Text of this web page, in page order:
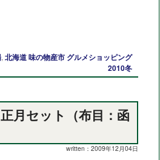
,北海道 味の物産市 グルメショッピング
2010冬
月セット（布目：函
written：2009年12月04日